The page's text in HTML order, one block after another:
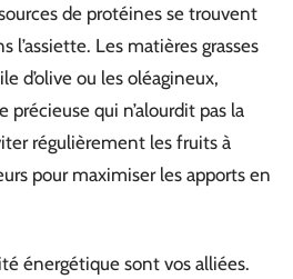
de protéines se trouvent
Les matières grasses
d’olive ou les oléagineux,
qui n’alourdit pas la
régulièrement les fruits à
pour maximiser les apports en
énergétique sont vos alliées.